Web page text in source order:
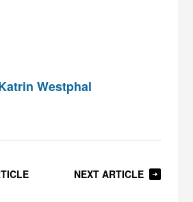
Westphal
NEXT ARTICLE